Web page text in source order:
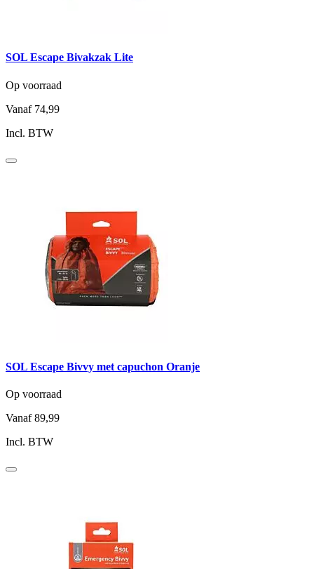
SOL Escape Bivakzak Lite
Op voorraad
Vanaf 74,99
Incl. BTW
SOL Escape Bivvy met capuchon Oranje
Op voorraad
Vanaf 89,99
Incl. BTW